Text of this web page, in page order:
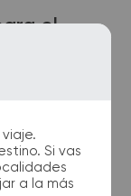
Si vas
a la más
el
a